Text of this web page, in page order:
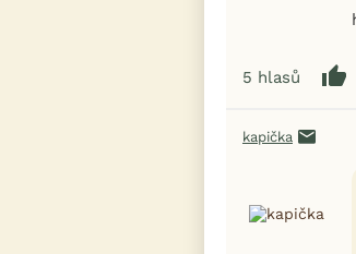
5 hlasů
kapička